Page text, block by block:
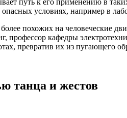
условиях, например в
похожих на человеческие
профессор кафедры
превратив их из пугающего
танца и жестов